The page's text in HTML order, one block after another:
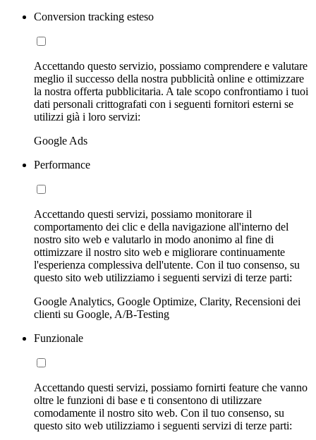
Conversion tracking esteso
Accettando questo servizio, possiamo comprendere e valutare
meglio il successo della nostra pubblicità online e ottimizzare
la nostra offerta pubblicitaria. A tale scopo confrontiamo i tuoi
dati personali crittografati con i seguenti fornitori esterni se
utilizzi già i loro servizi:
Google Ads
Performance
Accettando questi servizi, possiamo monitorare il
comportamento dei clic e della navigazione all'interno del
nostro sito web e valutarlo in modo anonimo al fine di
ottimizzare il nostro sito web e migliorare continuamente
l'esperienza complessiva dell'utente. Con il tuo consenso, su
questo sito web utilizziamo i seguenti servizi di terze parti:
Google Analytics, Google Optimize, Clarity, Recensioni dei
clienti su Google, A/B-Testing
Funzionale
Accettando questi servizi, possiamo fornirti feature che vanno
oltre le funzioni di base e ti consentono di utilizzare
comodamente il nostro sito web. Con il tuo consenso, su
questo sito web utilizziamo i seguenti servizi di terze parti: